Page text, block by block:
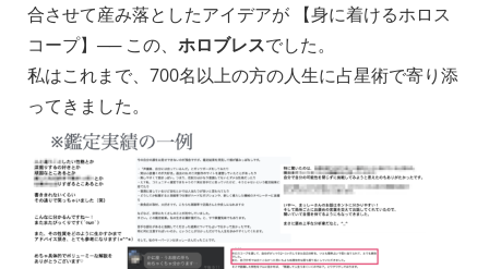
合させて産み落としたアイデアが 【身に着けるホロス
コープ】── この、 ホロブレスでした。
私はこれまで、700名以上の方の人生に占星術で寄り添
ってきました。